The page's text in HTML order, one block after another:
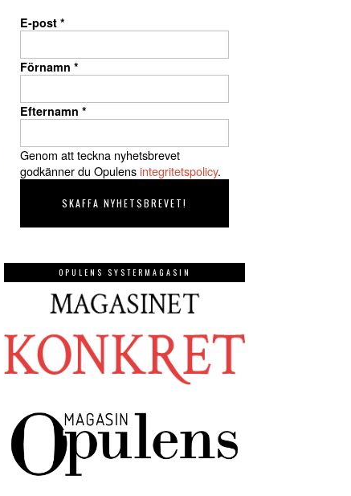
E-post *
Förnamn *
Efternamn *
Genom att teckna nyhetsbrevet
godkänner du Opulensintegritetspolicy.
OPULENS SYSTERMAGASIN